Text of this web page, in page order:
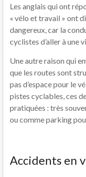
Les anglais qui ont
« vélo et travail » ont
dangereux, car la
cyclistes d’aller à une
Une autre raison qui
que les routes sont
pas d’espace pour le
pistes cyclables, ces
pratiquées : très
ou comme parking
Accidents en